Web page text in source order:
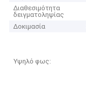
Διαθεσιμότητα
δειγματοληψίας
Δοκιμασία
Υψηλό φως: